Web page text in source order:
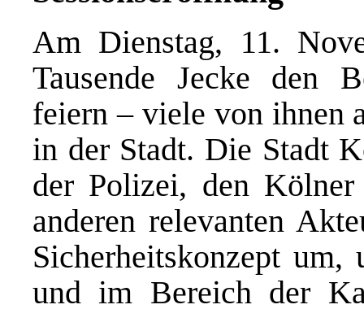
Am Dienstag, 11.
Tausende Jecke den
feiern – viele von ihnen
in der Stadt. Die Stadt
der Polizei, den Kölner
anderen relevanten
Sicherheitskonzept um,
und im Bereich der